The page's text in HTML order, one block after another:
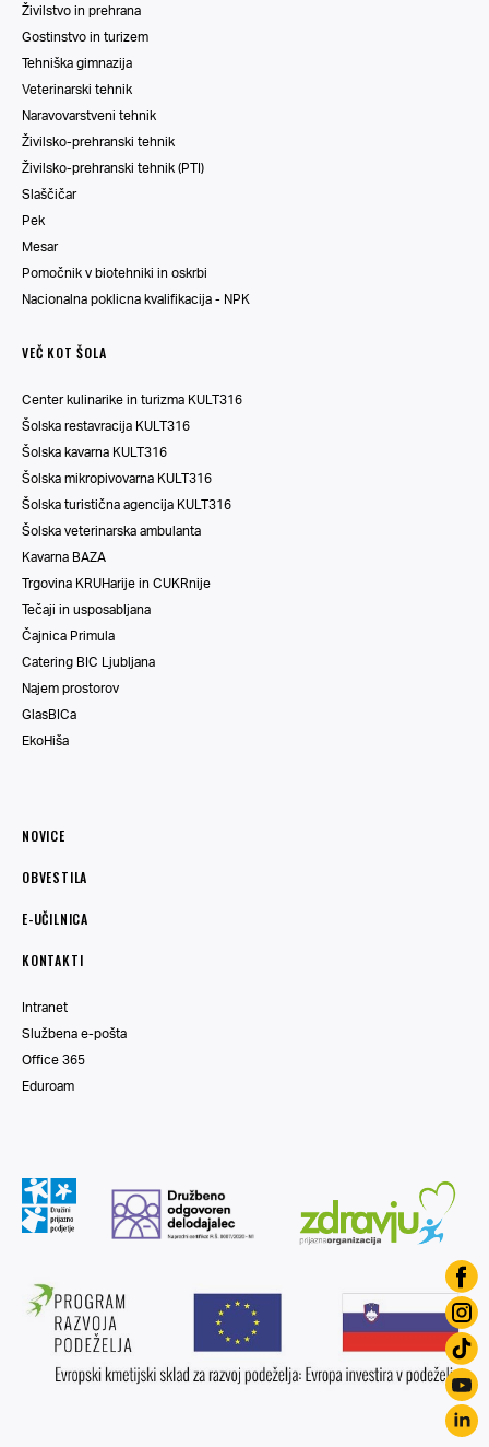
Živilstvo in prehrana
Gostinstvo in turizem
Tehniška gimnazija
Veterinarski tehnik
Naravovarstveni tehnik
Živilsko-prehranski tehnik
Živilsko-prehranski tehnik (PTI)
Slaščičar
Pek
Mesar
Pomočnik v biotehniki in oskrbi
Nacionalna poklicna kvalifikacija - NPK
VEČ KOT ŠOLA
Center kulinarike in turizma KULT316
Šolska restavracija KULT316
Šolska kavarna KULT316
Šolska mikropivovarna KULT316
Šolska turistična agencija KULT316
Šolska veterinarska ambulanta
Kavarna BAZA
Trgovina KRUHarije in CUKRnije
Tečaji in usposabljana
Čajnica Primula
Catering BIC Ljubljana
Najem prostorov
GlasBICa
EkoHiša
NOVICE
OBVESTILA
E-UČILNICA
KONTAKTI
Intranet
Službena e-pošta
Office 365
Eduroam